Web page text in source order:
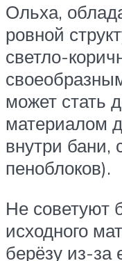
Ольха,
ровной
светло-
может стать
материалом
внутри бани,
пеноблоков).
Не советуют
исходного
берёзу из-за